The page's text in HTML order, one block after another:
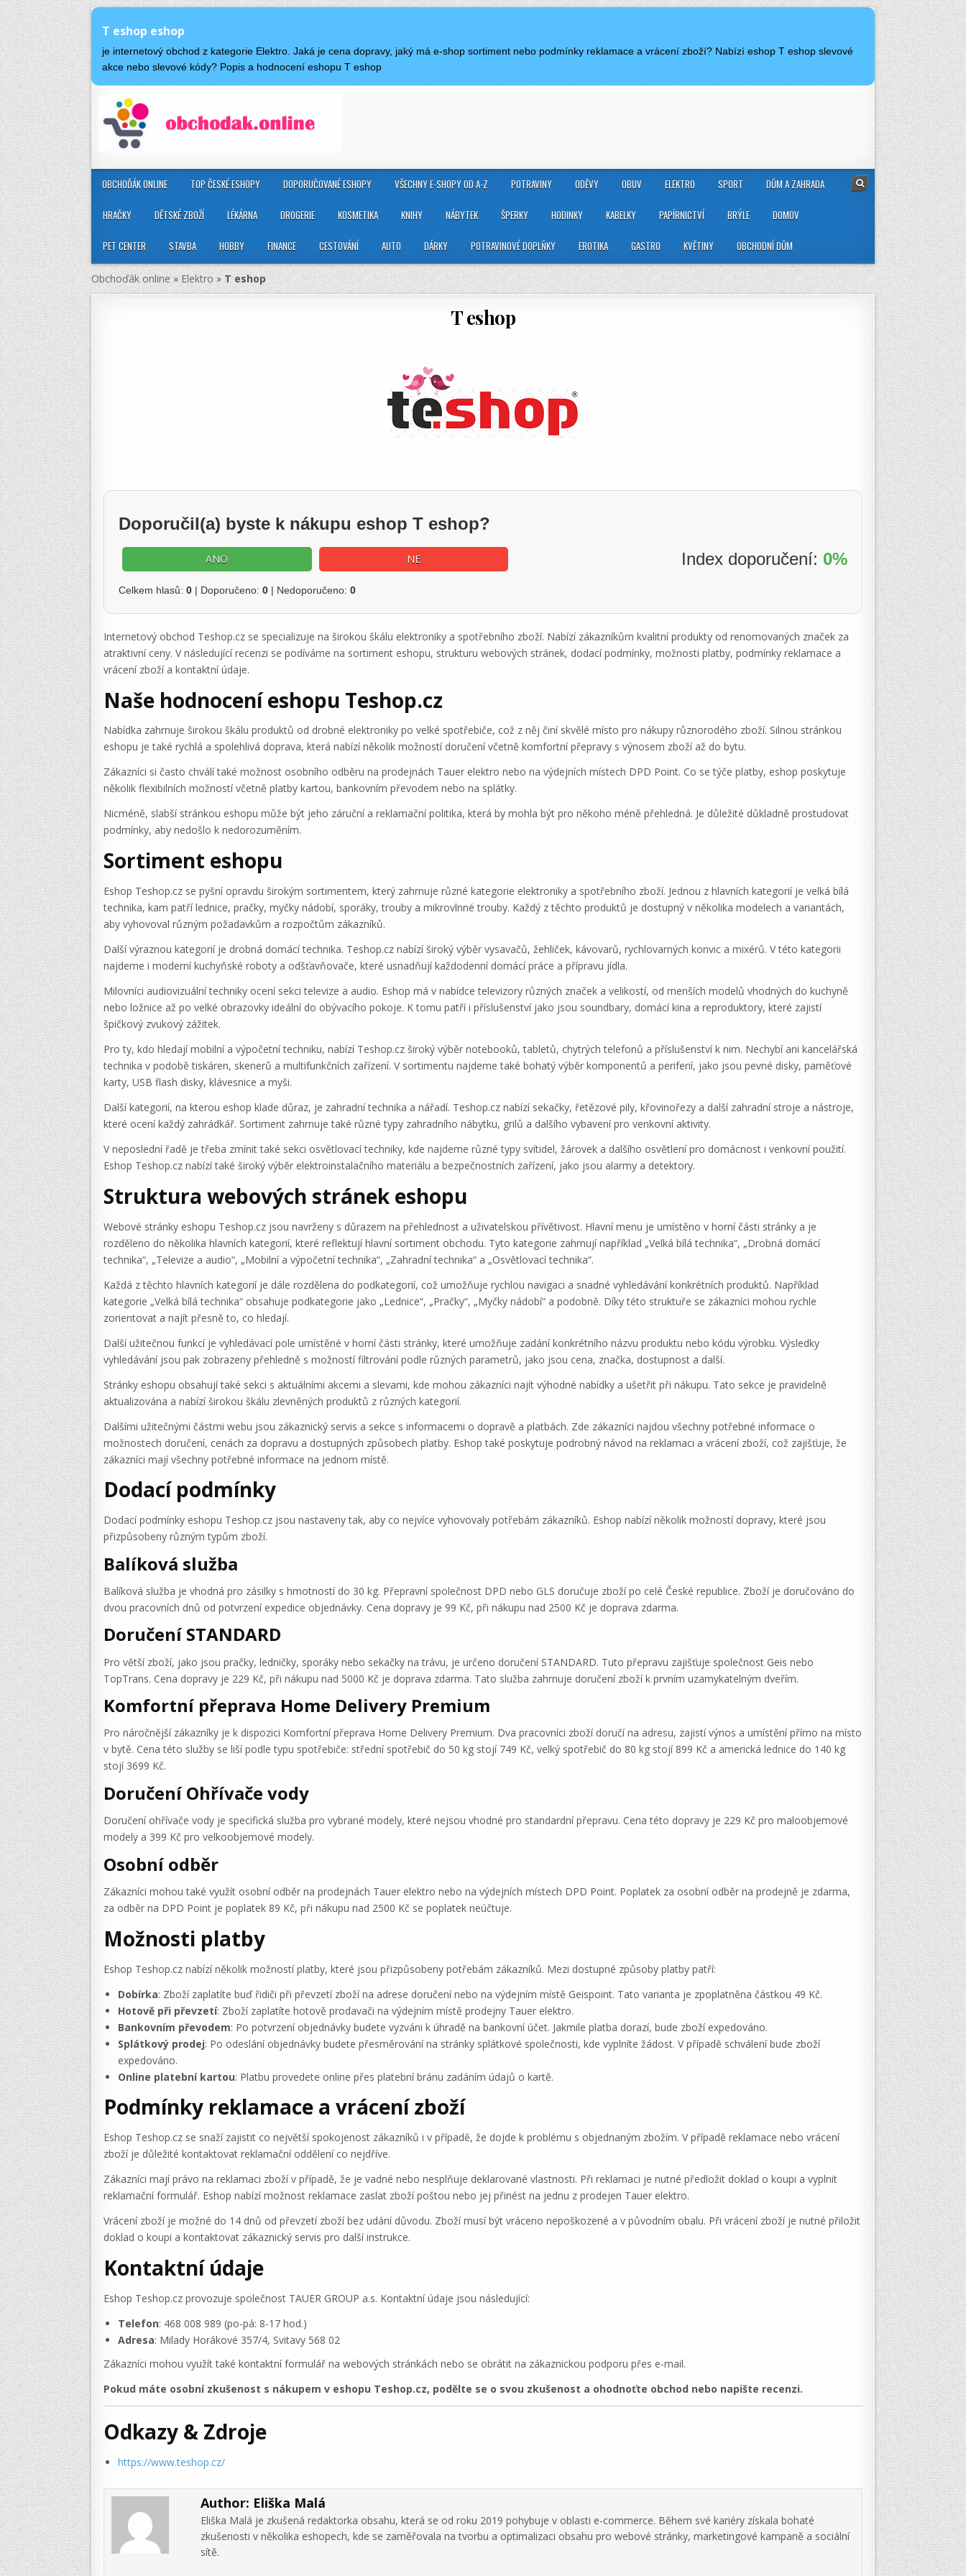
T eshop eshop
je internetový obchod z kategorie Elektro. Jaká je cena dopravy, jaký má e-shop sortiment nebo podmínky reklamace a vrácení zboží? Nabízí eshop T eshop slevové
akce nebo slevové kódy? Popis a hodnocení eshopu T eshop
OBCHOĎÁK ONLINE TOP ČESKÉ ESHOPY DOPORUČOVANÉ ESHOPY VŠECHNY E-SHOPY OD A-Z POTRAVINY ODĚVY OBUV ELEKTRO SPORT DŮM A ZAHRADA
HRAČKY DĚTSKÉ ZBOŽÍ LÉKÁRNA DROGERIE KOSMETIKA KNIHY NÁBYTEK ŠPERKY HODINKY KABELKY PAPÍRNICTVÍ BRÝLE DOMOV
PET CENTER STAVBA HOBBY FINANCE CESTOVÁNÍ AUTO DÁRKY POTRAVINOVÉ DOPLŇKY EROTIKA GASTRO KVĚTINY OBCHODNÍ DŮM
Obchoďák online»Elektro»T eshop
T eshop
Doporučil(a) byste k nákupu eshop T eshop?
ANO NE Index doporučení: 0%
Celkem hlasů: 0 | Doporučeno: 0 | Nedoporučeno: 0
Internetový obchod Teshop.cz se specializuje na širokou škálu elektroniky a spotřebního zboží. Nabízí zákazníkům kvalitní produkty od renomovaných značek za
atraktivní ceny. V následující recenzi se podíváme na sortiment eshopu, strukturu webových stránek, dodací podmínky, možnosti platby, podmínky reklamace a
vrácení zboží a kontaktní údaje.
Naše hodnocení eshopu Teshop.cz
Nabídka zahrnuje širokou škálu produktů od drobné elektroniky po velké spotřebiče, což z něj činí skvělé místo pro nákupy různorodého zboží. Silnou stránkou
eshopu je také rychlá a spolehlivá doprava, která nabízí několik možností doručení včetně komfortní přepravy s výnosem zboží až do bytu.
Zákazníci si často chválí také možnost osobního odběru na prodejnách Tauer elektro nebo na výdejních místech DPD Point. Co se týče platby, eshop poskytuje
několik flexibilních možností včetně platby kartou, bankovním převodem nebo na splátky.
Nicméně, slabší stránkou eshopu může být jeho záruční a reklamační politika, která by mohla být pro někoho méně přehledná. Je důležité důkladně prostudovat
podmínky, aby nedošlo k nedorozuměním.
Sortiment eshopu
Eshop Teshop.cz se pyšní opravdu širokým sortimentem, který zahrnuje různé kategorie elektroniky a spotřebního zboží. Jednou z hlavních kategorií je velká bílá
technika, kam patří lednice, pračky, myčky nádobí, sporáky, trouby a mikrovlnné trouby. Každý z těchto produktů je dostupný v několika modelech a variantách,
aby vyhovoval různým požadavkům a rozpočtům zákazníků.
Další výraznou kategorií je drobná domácí technika. Teshop.cz nabízí široký výběr vysavačů, žehliček, kávovarů, rychlovarných konvic a mixérů. V této kategorii
najdeme i moderní kuchyňské roboty a odšťavňovače, které usnadňují každodenní domácí práce a přípravu jídla.
Milovníci audiovizuální techniky ocení sekci televize a audio. Eshop má v nabídce televizory různých značek a velikostí, od menších modelů vhodných do kuchyně
nebo ložnice až po velké obrazovky ideální do obývacího pokoje. K tomu patří i příslušenství jako jsou soundbary, domácí kina a reproduktory, které zajistí
špičkový zvukový zážitek.
Pro ty, kdo hledají mobilní a výpočetní techniku, nabízí Teshop.cz široký výběr notebooků, tabletů, chytrých telefonů a příslušenství k nim. Nechybí ani kancelářská
technika v podobě tiskáren, skenerů a multifunkčních zařízení. V sortimentu najdeme také bohatý výběr komponentů a periferií, jako jsou pevné disky, paměťové
karty, USB flash disky, klávesnice a myši.
Další kategorií, na kterou eshop klade důraz, je zahradní technika a nářadí. Teshop.cz nabízí sekačky, řetězové pily, křovinořezy a další zahradní stroje a nástroje,
které ocení každý zahrádkář. Sortiment zahrnuje také různé typy zahradního nábytku, grilů a dalšího vybavení pro venkovní aktivity.
V neposlední řadě je třeba zmínit také sekci osvětlovací techniky, kde najdeme různé typy svítidel, žárovek a dalšího osvětlení pro domácnost i venkovní použití.
Eshop Teshop.cz nabízí také široký výběr elektroinstalačního materiálu a bezpečnostních zařízení, jako jsou alarmy a detektory.
Struktura webových stránek eshopu
Webové stránky eshopu Teshop.cz jsou navrženy s důrazem na přehlednost a uživatelskou přívětivost. Hlavní menu je umístěno v horní části stránky a je
rozděleno do několika hlavních kategorií, které reflektují hlavní sortiment obchodu. Tyto kategorie zahrnují například „Velká bílá technika“, „Drobná domácí
technika“, „Televize a audio“, „Mobilní a výpočetní technika“, „Zahradní technika“ a „Osvětlovací technika“.
Každá z těchto hlavních kategorií je dále rozdělena do podkategorií, což umožňuje rychlou navigaci a snadné vyhledávání konkrétních produktů. Například
kategorie „Velká bílá technika“ obsahuje podkategorie jako „Lednice“, „Pračky“, „Myčky nádobí“ a podobně. Díky této struktuře se zákazníci mohou rychle
zorientovat a najít přesně to, co hledají.
Další užitečnou funkcí je vyhledávací pole umístěné v horní části stránky, které umožňuje zadání konkrétního názvu produktu nebo kódu výrobku. Výsledky
vyhledávání jsou pak zobrazeny přehledně s možností filtrování podle různých parametrů, jako jsou cena, značka, dostupnost a další.
Stránky eshopu obsahují také sekci s aktuálními akcemi a slevami, kde mohou zákazníci najít výhodné nabídky a ušetřit při nákupu. Tato sekce je pravidelně
aktualizována a nabízí širokou škálu zlevněných produktů z různých kategorií.
Dalšími užitečnými částmi webu jsou zákaznický servis a sekce s informacemi o dopravě a platbách. Zde zákazníci najdou všechny potřebné informace o
možnostech doručení, cenách za dopravu a dostupných způsobech platby. Eshop také poskytuje podrobný návod na reklamaci a vrácení zboží, což zajišťuje, že
zákazníci mají všechny potřebné informace na jednom místě.
Dodací podmínky
Dodací podmínky eshopu Teshop.cz jsou nastaveny tak, aby co nejvíce vyhovovaly potřebám zákazníků. Eshop nabízí několik možností dopravy, které jsou
přizpůsobeny různým typům zboží.
Balíková služba
Balíková služba je vhodná pro zásilky s hmotností do 30 kg. Přepravní společnost DPD nebo GLS doručuje zboží po celé České republice. Zboží je doručováno do
dvou pracovních dnů od potvrzení expedice objednávky. Cena dopravy je 99 Kč, při nákupu nad 2500 Kč je doprava zdarma.
Doručení STANDARD
Pro větší zboží, jako jsou pračky, ledničky, sporáky nebo sekačky na trávu, je určeno doručení STANDARD. Tuto přepravu zajišťuje společnost Geis nebo
TopTrans. Cena dopravy je 229 Kč, při nákupu nad 5000 Kč je doprava zdarma. Tato služba zahrnuje doručení zboží k prvním uzamykatelným dveřím.
Komfortní přeprava Home Delivery Premium
Pro náročnější zákazníky je k dispozici Komfortní přeprava Home Delivery Premium. Dva pracovníci zboží doručí na adresu, zajistí výnos a umístění přímo na místo
v bytě. Cena této služby se liší podle typu spotřebiče: střední spotřebič do 50 kg stojí 749 Kč, velký spotřebič do 80 kg stojí 899 Kč a americká lednice do 140 kg
stojí 3699 Kč.
Doručení Ohřívače vody
Doručení ohřívače vody je specifická služba pro vybrané modely, které nejsou vhodné pro standardní přepravu. Cena této dopravy je 229 Kč pro maloobjemové
modely a 399 Kč pro velkoobjemové modely.
Osobní odběr
Zákazníci mohou také využít osobní odběr na prodejnách Tauer elektro nebo na výdejních místech DPD Point. Poplatek za osobní odběr na prodejně je zdarma,
za odběr na DPD Point je poplatek 89 Kč, při nákupu nad 2500 Kč se poplatek neúčtuje.
Možnosti platby
Eshop Teshop.cz nabízí několik možností platby, které jsou přizpůsobeny potřebám zákazníků. Mezi dostupné způsoby platby patří:
Dobírka: Zboží zaplatíte buď řidiči při převzetí zboží na adrese doručení nebo na výdejním místě Geispoint. Tato varianta je zpoplatněna částkou 49 Kč.
Hotově při převzetí: Zboží zaplatíte hotově prodavači na výdejním místě prodejny Tauer elektro.
Bankovním převodem: Po potvrzení objednávky budete vyzváni k úhradě na bankovní účet. Jakmile platba dorazí, bude zboží expedováno.
Splátkový prodej: Po odeslání objednávky budete přesměrování na stránky splátkové společnosti, kde vyplníte žádost. V případě schválení bude zboží
expedováno.
Online platební kartou: Platbu provedete online přes platební bránu zadáním údajů o kartě.
Podmínky reklamace a vrácení zboží
Eshop Teshop.cz se snaží zajistit co největší spokojenost zákazníků i v případě, že dojde k problému s objednaným zbožím. V případě reklamace nebo vrácení
zboží je důležité kontaktovat reklamační oddělení co nejdříve.
Zákazníci mají právo na reklamaci zboží v případě, že je vadné nebo nesplňuje deklarované vlastnosti. Při reklamaci je nutné předložit doklad o koupi a vyplnit
reklamační formulář. Eshop nabízí možnost reklamace zaslat zboží poštou nebo jej přinést na jednu z prodejen Tauer elektro.
Vrácení zboží je možné do 14 dnů od převzetí zboží bez udání důvodu. Zboží musí být vráceno nepoškozené a v původním obalu. Při vrácení zboží je nutné přiložit
doklad o koupi a kontaktovat zákaznický servis pro další instrukce.
Kontaktní údaje
Eshop Teshop.cz provozuje společnost TAUER GROUP a.s. Kontaktní údaje jsou následující:
Telefon: 468 008 989 (po-pá: 8-17 hod.)
Adresa: Milady Horákové 357/4, Svitavy 568 02
Zákazníci mohou využít také kontaktní formulář na webových stránkách nebo se obrátit na zákaznickou podporu přes e-mail.
Pokud máte osobní zkušenost s nákupem v eshopu Teshop.cz, podělte se o svou zkušenost a ohodnoťte obchod nebo napište recenzi.
Odkazy & Zdroje
https://www.teshop.cz/
Author: Eliška Malá
Eliška Malá je zkušená redaktorka obsahu, která se od roku 2019 pohybuje v oblasti e-commerce. Během své kariéry získala bohaté
zkušenosti v několika eshopech, kde se zaměřovala na tvorbu a optimalizaci obsahu pro webové stránky, marketingové kampaně a sociální
sítě.